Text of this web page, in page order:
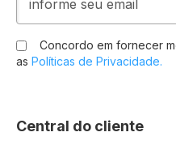
na
nossa
Newsletter:
Concordo em fornecer
as Políticas de Privacidade.
Central do cliente